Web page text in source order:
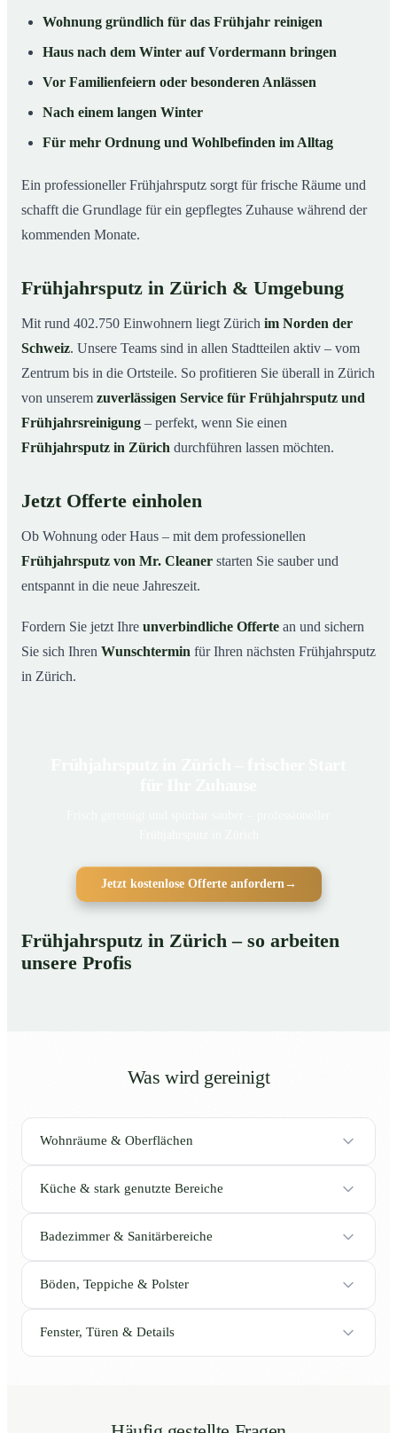
Wohnung gründlich für das Frühjahr reinigen
Haus nach dem Winter auf Vordermann bringen
Vor Familienfeiern oder besonderen Anlässen
Nach einem langen Winter
Für mehr Ordnung und Wohlbefinden im Alltag
Ein professioneller Frühjahrsputz sorgt für frische Räume und
schafft die Grundlage für ein gepflegtes Zuhause während der
kommenden Monate.
Frühjahrsputz in Zürich & Umgebung
Mit rund 402.750 Einwohnern liegt Zürich im Norden der
Schweiz. Unsere Teams sind in allen Stadtteilen aktiv – vom
Zentrum bis in die Ortsteile. So profitieren Sie überall in Zürich
von unserem zuverlässigen Service für Frühjahrsputz und
Frühjahrsreinigung – perfekt, wenn Sie einen
Frühjahrsputz in Zürich durchführen lassen möchten.
Jetzt Offerte einholen
Ob Wohnung oder Haus – mit dem professionellen
Frühjahrsputz von Mr. Cleaner starten Sie sauber und
entspannt in die neue Jahreszeit.
Fordern Sie jetzt Ihre unverbindliche Offerte an und sichern
Sie sich Ihren Wunschtermin für Ihren nächsten Frühjahrsputz
in Zürich.
Jetzt kostenlose Offerte anfordern →
Frühjahrsputz in Zürich – so arbeiten
unsere Profis
Was wird gereinigt
Wohnräume & Oberflächen
Küche & stark genutzte Bereiche
Badezimmer & Sanitärbereiche
Böden, Teppiche & Polster
Fenster, Türen & Details